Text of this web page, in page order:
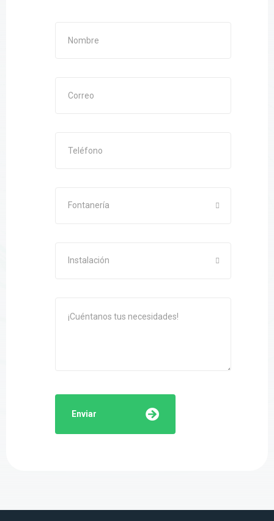
Fontanería
Instalación
Enviar